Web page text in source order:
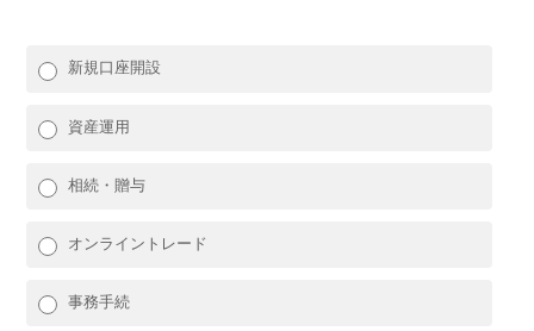
新規口座開設
資産運用
相続・贈与
オンライントレード
事務手続